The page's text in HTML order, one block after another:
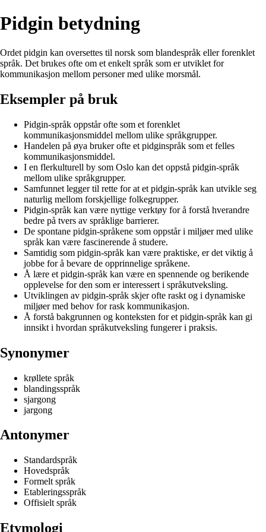
Pidgin betydning
Ordet pidgin kan oversettes til norsk som blandespråk eller forenklet
språk. Det brukes ofte om et enkelt språk som er utviklet for
kommunikasjon mellom personer med ulike morsmål.
Eksempler på bruk
Pidgin-språk oppstår ofte som et forenklet
kommunikasjonsmiddel mellom ulike språkgrupper.
Handelen på øya bruker ofte et pidginspråk som et felles
kommunikasjonsmiddel.
I en flerkulturell by som Oslo kan det oppstå pidgin-språk
mellom ulike språkgrupper.
Samfunnet legger til rette for at et pidgin-språk kan utvikle seg
naturlig mellom forskjellige folkegrupper.
Pidgin-språk kan være nyttige verktøy for å forstå hverandre
bedre på tvers av språklige barrierer.
De spontane pidgin-språkene som oppstår i miljøer med ulike
språk kan være fascinerende å studere.
Samtidig som pidgin-språk kan være praktiske, er det viktig å
jobbe for å bevare de opprinnelige språkene.
Å lære et pidgin-språk kan være en spennende og berikende
opplevelse for den som er interessert i språkutveksling.
Utviklingen av pidgin-språk skjer ofte raskt og i dynamiske
miljøer med behov for rask kommunikasjon.
Å forstå bakgrunnen og konteksten for et pidgin-språk kan gi
innsikt i hvordan språkutveksling fungerer i praksis.
Synonymer
krøllete språk
blandingsspråk
sjargong
jargong
Antonymer
Standardspråk
Hovedspråk
Formelt språk
Etableringsspråk
Offisielt språk
Etymologi